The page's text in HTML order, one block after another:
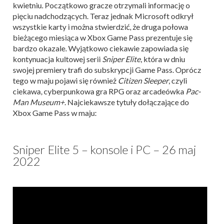
kwietniu. Początkowo gracze otrzymali informację o
pięciu nadchodzących. Teraz jednak Microsoft odkrył
wszystkie karty i można stwierdzić, że druga połowa
bieżącego miesiąca w Xbox Game Pass prezentuje się
bardzo okazale. Wyjątkowo ciekawie zapowiada się
kontynuacja kultowej serii Sniper Elite, która w dniu
swojej premiery trafi do subskrypcji Game Pass. Oprócz
tego w maju pojawi się również Citizen Sleeper, czyli
ciekawa, cyberpunkowa gra RPG oraz arcadeówka Pac-
Man Museum+. Najciekawsze tytuły dołączające do
Xbox Game Pass w maju:
Sniper Elite 5 – konsole i PC – 26 maj
2022